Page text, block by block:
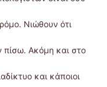
Νιώθουν ότι
πίσω. Ακόμη και στο
και κάποιοι